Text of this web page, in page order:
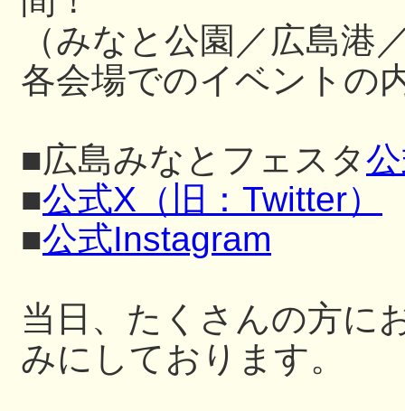
（みなと公園／広島港
各会場でのイベントの
■広島みなとフェスタ
■公式X（旧：Twitter）
■公式Instagram
当日、たくさんの方に
みにしております。